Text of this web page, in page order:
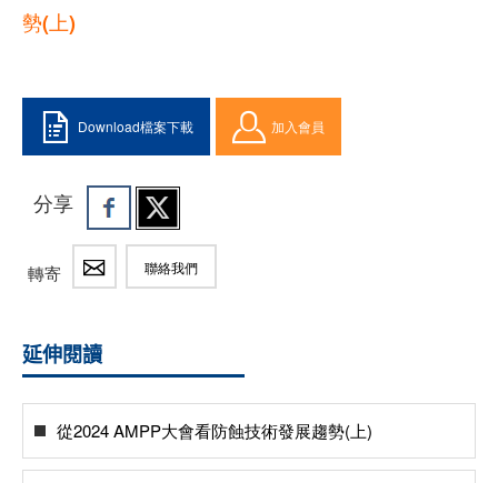
勢(上)
Download檔案下載 加入會員
分享
轉寄 聯絡我們
延伸閱讀
從2024 AMPP大會看防蝕技術發展趨勢(上)